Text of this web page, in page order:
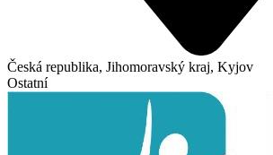
Česká republika, Jihomoravský kraj, Kyjov
Ostatní